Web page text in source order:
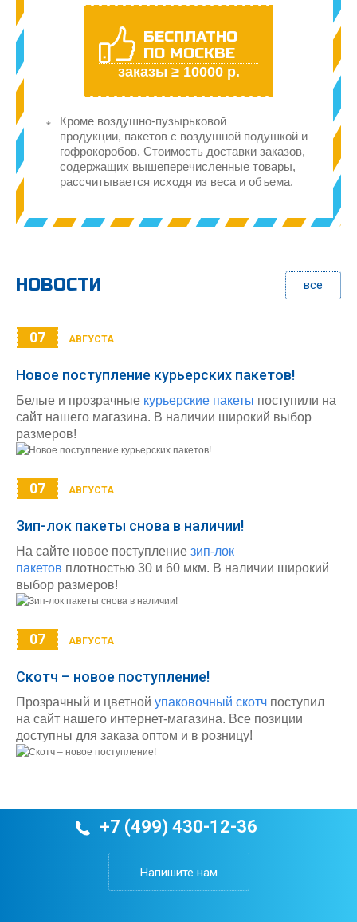
БЕСПЛАТНО
ПО МОСКВЕ
заказы ≥ 10000 р.
Кроме воздушно-пузырьковой
продукции, пакетов с воздушной подушкой и
гофрокоробов. Стоимость доставки заказов,
содержащих вышеперечисленные товары,
рассчитывается исходя из веса и объема.
НОВОСТИ все
07 АВГУСТА
Новое поступление курьерских пакетов!
Белые и прозрачные курьерские пакеты поступили на
сайт нашего магазина. В наличии широкий выбор
размеров!
07 АВГУСТА
Зип-лок пакеты снова в наличии!
На сайте новое поступление зип-лок
пакетов плотностью 30 и 60 мкм. В наличии широкий
выбор размеров!
07 АВГУСТА
Скотч – новое поступление!
Прозрачный и цветной упаковочный скотч поступил
на сайт нашего интернет-магазина. Все позиции
доступны для заказа оптом и в розницу!
+7 (499) 430-12-36
Напишите нам